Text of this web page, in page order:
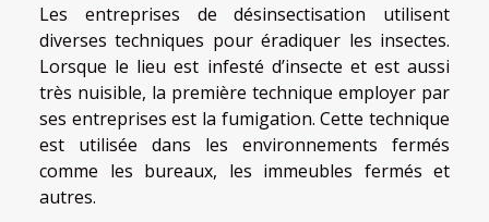
Les entreprises de désinsectisation utilisent
diverses techniques pour éradiquer les insectes.
Lorsque le lieu est infesté d’insecte et est aussi
très nuisible, la première technique employer par
ses entreprises est la fumigation. Cette technique
est utilisée dans les environnements fermés
comme les bureaux, les immeubles fermés et
autres.